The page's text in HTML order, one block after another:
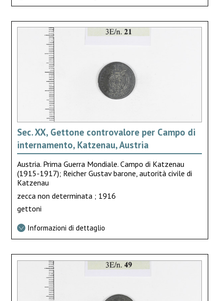
Sec. XX, Gettone controvalore per Campo di
internamento, Katzenau, Austria
Austria. Prima Guerra Mondiale. Campo di Katzenau
(1915-1917); Reicher Gustav barone, autorità civile di
Katzenau
zecca non determinata ; 1916
gettoni
Informazioni di dettaglio